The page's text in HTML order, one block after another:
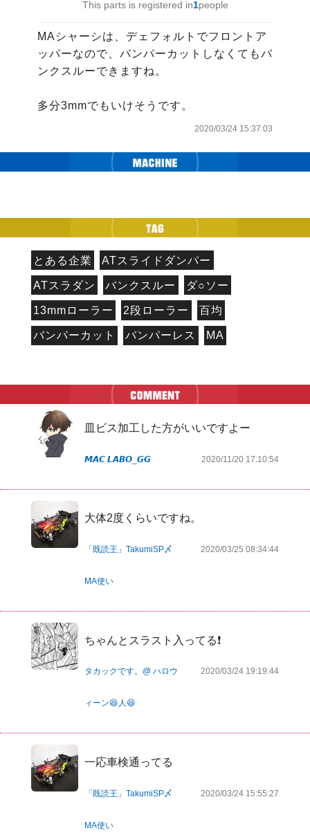
This parts is registered in1people
MAシャーシは、デェフォルトでフロントア
ッパーなので、バンパーカットしなくてもバ
ンクスルーできますね。
多分3mmでもいけそうです。
2020/03/24 15:37:03
とある企業 ATスライドダンパー
ATスラダン バンクスルー ダ○ソー
13mmローラー 2段ローラー 百均
バンパーカット バンパーレス MA
皿ビス加工した方がいいですよー
𝙈‌𝘼‌𝘾 𝙇‌𝘼‌𝘽‌𝙊_𝙂‌𝙂 2020/11/20 17:10:54
大体2度くらいですね。
「既読王」TakumiSP〆
MA使い
2020/03/25 08:34:44
ちゃんとスラスト入ってる❗️
タカックです。@ ハロウ
ィーン😆人😆
2020/03/24 19:19:44
一応車検通ってる
「既読王」TakumiSP〆
MA使い
2020/03/24 15:55:27